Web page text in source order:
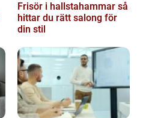
Frisör i hallstahammar så
hittar du rätt salong för
din stil